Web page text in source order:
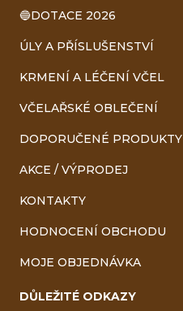
🔵DOTACE 2026
ÚLY A PŘÍSLUŠENSTVÍ
KRMENÍ A LÉČENÍ VČEL
VČELAŘSKÉ OBLEČENÍ
DOPORUČENÉ PRODUKTY
AKCE / VÝPRODEJ
KONTAKTY
HODNOCENÍ OBCHODU
MOJE OBJEDNÁVKA
DŮLEŽITÉ ODKAZY